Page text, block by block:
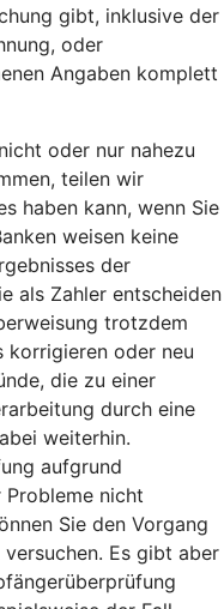
gibt, inklusive der
oder
Angaben komplett
oder nur nahezu
teilen wir
haben kann, wenn Sie
weisen keine
der
als Zahler entscheiden
trotzdem
korrigieren oder neu
die zu einer
durch eine
weiterhin.
aufgrund
nicht
Sie den Vorgang
Es gibt aber